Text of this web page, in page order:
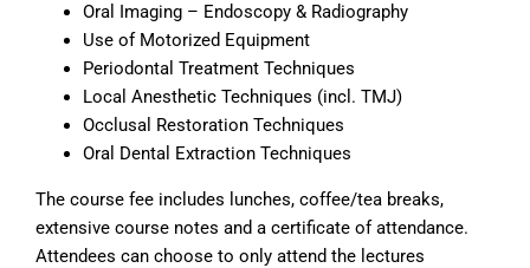
Oral Imaging – Endoscopy & Radiography
Use of Motorized Equipment
Periodontal Treatment Techniques
Local Anesthetic Techniques (incl. TMJ)
Occlusal Restoration Techniques
Oral Dental Extraction Techniques
The course fee includes lunches, coffee/tea breaks,
extensive course notes and a certificate of attendance.
Attendees can choose to only attend the lectures